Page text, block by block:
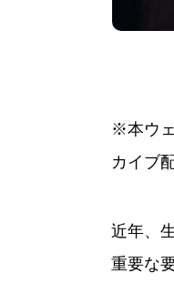
※本ウ
カイブ
近年、
重要な